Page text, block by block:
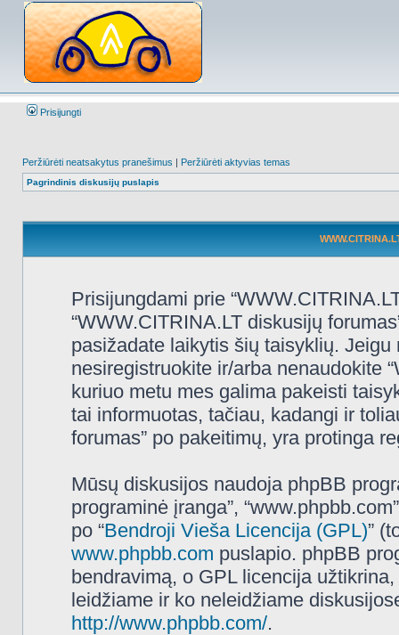
Prisijungti
Peržiūrėti neatsakytus pranešimus | Peržiūrėti aktyvias temas
Pagrindinis diskusijų puslapis
Prisijungdami prie
“WWW.CITRINA.LT diskusijų
pasižadate laikytis šių taisyklių.
nesiregistruokite ir/arba nenaudokite
kuriuo metu mes galima pakeisti
tai informuotas, tačiau, kadangi ir
forumas” po pakeitimų, yra protinga
Mūsų diskusijos naudoja phpBB
programinė įranga”,
po “Bendroji Vieša Licencija (GPL)”
www.phpbb.com puslapio. phpBB
bendravimą, o GPL licencija
leidžiame ir ko neleidžiame
http://www.phpbb.com/.